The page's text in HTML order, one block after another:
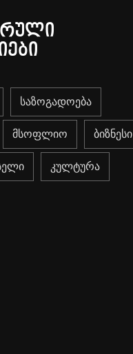
საზოგადოება
მსოფლიო ბიზნესი
კულტურა